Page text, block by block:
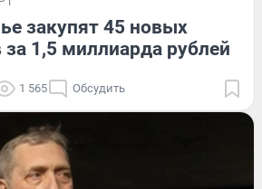
закупят 45 новых
за 1,5 миллиарда рублей
1 565 Обсудить